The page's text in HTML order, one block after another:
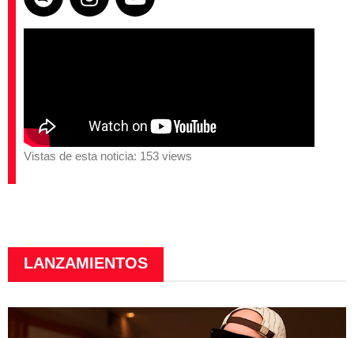
Vistas de esta noticia: 153 views
LANZAMIENTOS